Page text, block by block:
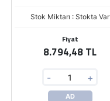
Stok Miktarı : Stokta Var
Fiyat
8.794,48 TL
- +
AD